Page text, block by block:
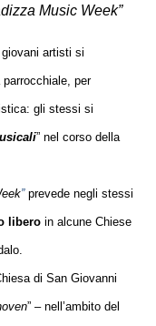
Music Week”
giovani artisti si
per
gli stessi si
” nel corso della
”prevede negli stessi
libero in alcune Chiese
di San Giovanni
” – nell’ambito del